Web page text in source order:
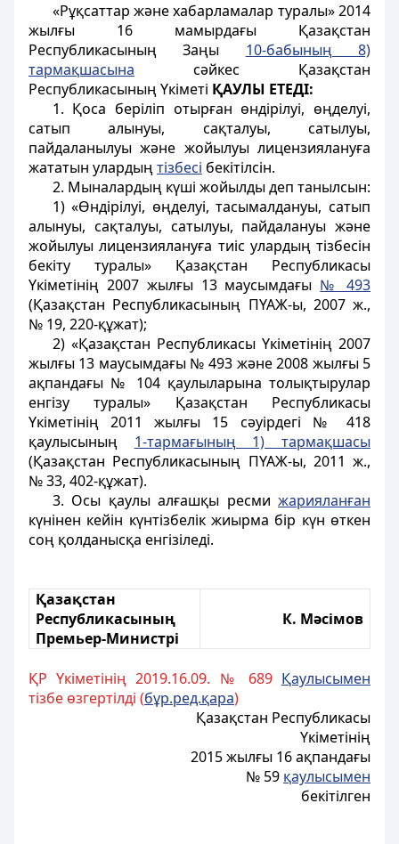
«Рұқсаттар және хабарламалар туралы» 2014
жылғы 16 мамырдағы Қазақстан
Республикасының Заңы 10-бабының 8)
тармақшасына сәйкес Қазақстан
Республикасының Үкiметi ҚАУЛЫ ЕТЕДI:
1. Қоса беріліп отырған өндірілуі, өңделуі,
сатып алынуы, сақталуы, сатылуы,
пайдаланылуы және жойылуы лицензиялануға
жататын улардыңтізбесі бекітілсін.
2. Мыналардың күші жойылды деп танылсын:
1) «Өндірілуі, өңделуі, тасымалдануы, сатып
алынуы, сақталуы, сатылуы, пайдалануы және
жойылуы лицензиялануға тиіс улардың тізбесін
бекіту туралы» Қазақстан Республикасы
Үкіметінің 2007 жылғы 13 маусымдағы № 493
(Қазақстан Республикасының ПҮАЖ-ы, 2007 ж.,
№ 19, 220-құжат);
2) «Қазақстан Республикасы Үкіметінің 2007
жылғы 13 маусымдағы № 493 және 2008 жылғы 5
ақпандағы № 104 қаулыларына толықтырулар
енгізу туралы» Қазақстан Республикасы
Үкіметінің 2011 жылғы 15 сәуірдегі № 418
қаулысының 1-тармағының 1) тармақшасы
(Қазақстан Республикасының ПҮАЖ-ы, 2011 ж.,
№ 33, 402-құжат).
3. Осы қаулы алғашқы ресми жарияланған
күнінен кейін күнтiзбелiк жиырма бiр күн өткен
соң қолданысқа енгiзiледi.
Қазақстан
Республикасының
Премьер-Министрі
К. Мәсімов
ҚР Үкіметінің 2019.16.09. № 689 Қаулысымен
тізбе өзгертілді (бұр.ред.қара)
Қазақстан Республикасы
Үкіметінің
2015 жылғы 16 ақпандағы
№ 59 қаулысымен
бекітілген